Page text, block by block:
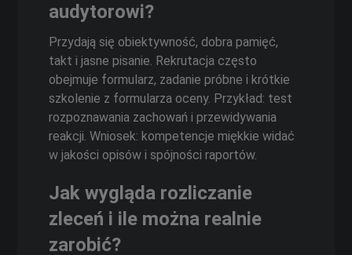
audytorowi?
Przydają się obiektywność, dobra pamięć,
takt i jasne pisanie. Rekrutacja często
obejmuje formularz, zadanie próbne i krótkie
szkolenie z formularza oceny. Przykład: test
rozpoznawania zachowań i przewidywania
reakcji. Wniosek: kompetencje miękkie widać
w jakości opisów i spójności raportów.
Jak wygląda rozliczanie
zleceń i ile można realnie
zarobić?